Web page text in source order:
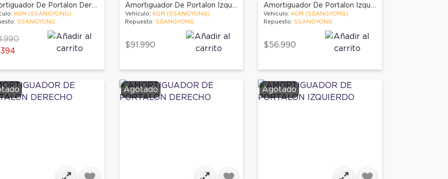
Amortiguador De Portalon Derecho
KGM (SSANGYONG)
SSANGYONG
reduced from
to
Amortiguador De Portalon Izquierdo
Vehículo: KGM (SSANGYONG)
Repuesto: SSANGYONG
$91.990
Amortiguador De Portalon Izquierdo
Vehículo: KGM (SSANGYONG)
Repuesto: SSANGYONG
$56.990
Agotado Agotado